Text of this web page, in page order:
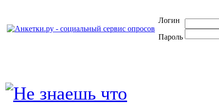
Логин
Пароль